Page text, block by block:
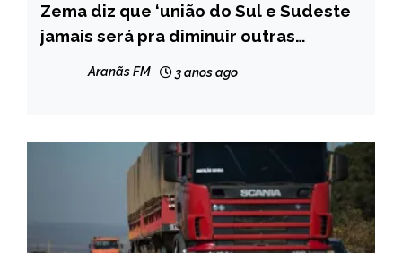
MINAS
GERAIS
NOTÍCIAS
Zema diz que ‘união do Sul e Sudeste
jamais será pra diminuir outras
Aranãs FM 3 anos ago